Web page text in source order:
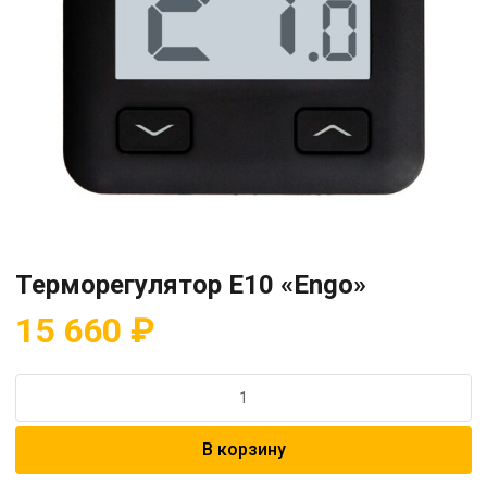
Терморегулятор E10 «Engo»
15 660 ₽
Терморегулятор
В корзину